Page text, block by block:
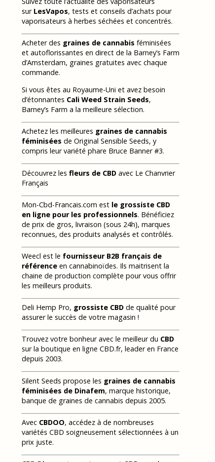
sur LesVapos, tests et conseils d’achats pour
vaporisateurs à herbes séchées et concentrés.
Acheter des graines de cannabis féminisées
et autoflorissantes en direct de la Barney’s Farm
d’Amsterdam, graines gratuites avec chaque
commande.
Si vous êtes au Royaume-Uni et avez besoin
d’étonnantes Cali Weed Strain Seeds,
Barney’s Farm a la meilleure sélection.
Achetez les meilleures graines de cannabis
féminisées de Original Sensible Seeds, y
compris leur variété phare Bruce Banner #3.
Découvrez les fleurs de CBD avec Le Chanvrier
Français
Mon-Cbd-Francais.com est le grossiste CBD
en ligne pour les professionnels. Bénéficiez
de prix de gros, livraison (sous 24h), marques
reconnues, des produits analysés et contrôlés.
Weecl est le fournisseur B2B français de
référence en cannabinoïdes. Ils maitrisent la
chaine de production complète pour vous offrir
les meilleurs produits.
Deli Hemp Pro, grossiste CBD de qualité pour
assurer le succès de votre magasin !
Trouvez votre bonheur avec le meilleur du CBD
sur la boutique en ligne CBD.fr, leader en France
depuis 2003.
Silent Seeds propose les graines de cannabis
féminisées de Dinafem, marque historique,
banque de graines de cannabis depuis 2005.
Avec CBDOO, accédez à de nombreuses
variétés CBD soigneusement sélectionnées à un
prix juste.